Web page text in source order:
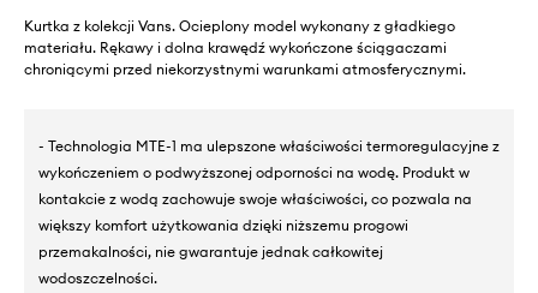
Kurtka z kolekcji Vans. Ocieplony model wykonany z gładkiego
materiału. Rękawy i dolna krawędź wykończone ściągaczami
chroniącymi przed niekorzystnymi warunkami atmosferycznymi.
- Technologia MTE-1 ma ulepszone właściwości termoregulacyjne z
wykończeniem o podwyższonej odporności na wodę. Produkt w
kontakcie z wodą zachowuje swoje właściwości, co pozwala na
większy komfort użytkowania dzięki niższemu progowi
przemakalności, nie gwarantuje jednak całkowitej
wodoszczelności.